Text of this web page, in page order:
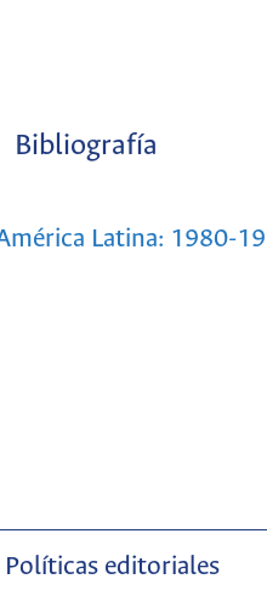
Bibliografía
Latina: 1980-
Políticas editoriales